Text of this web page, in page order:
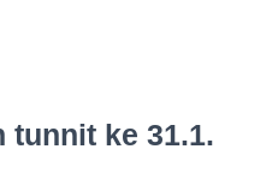
tunnit ke 31.1.